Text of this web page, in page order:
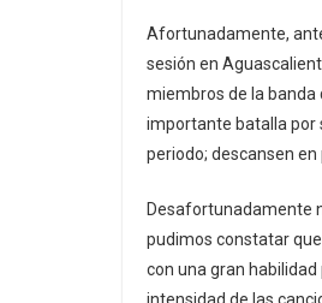
Afortunadamente,
sesión en
miembros de la banda
importante batalla por
periodo; descansen
Desafortunadamente
pudimos constatar
con una gran habilidad